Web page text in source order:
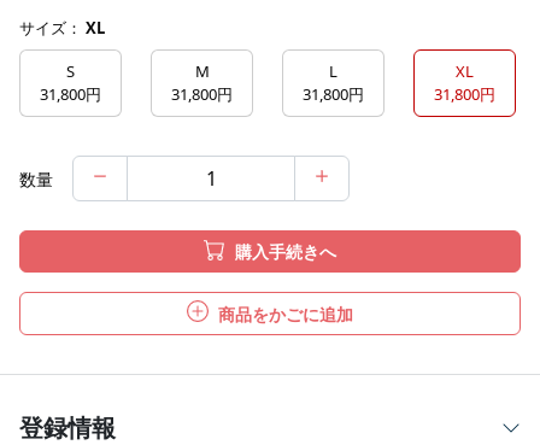
サイズ： XL
S
31,800円
M
31,800円
L
31,800円
XL
31,800円
数量
購入手続きへ
商品をかごに追加
登録情報